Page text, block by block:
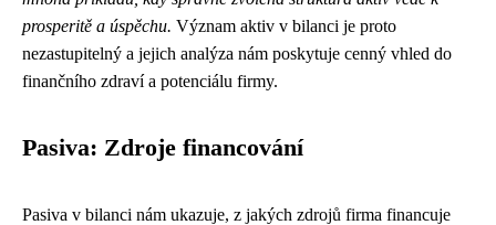
prosperitě a úspěchu. Význam aktiv v bilanci je proto
nezastupitelný a jejich analýza nám poskytuje cenný vhled do
finančního zdraví a potenciálu firmy.
Pasiva: Zdroje financování
Pasiva v bilanci nám ukazuje, z jakých zdrojů firma financuje